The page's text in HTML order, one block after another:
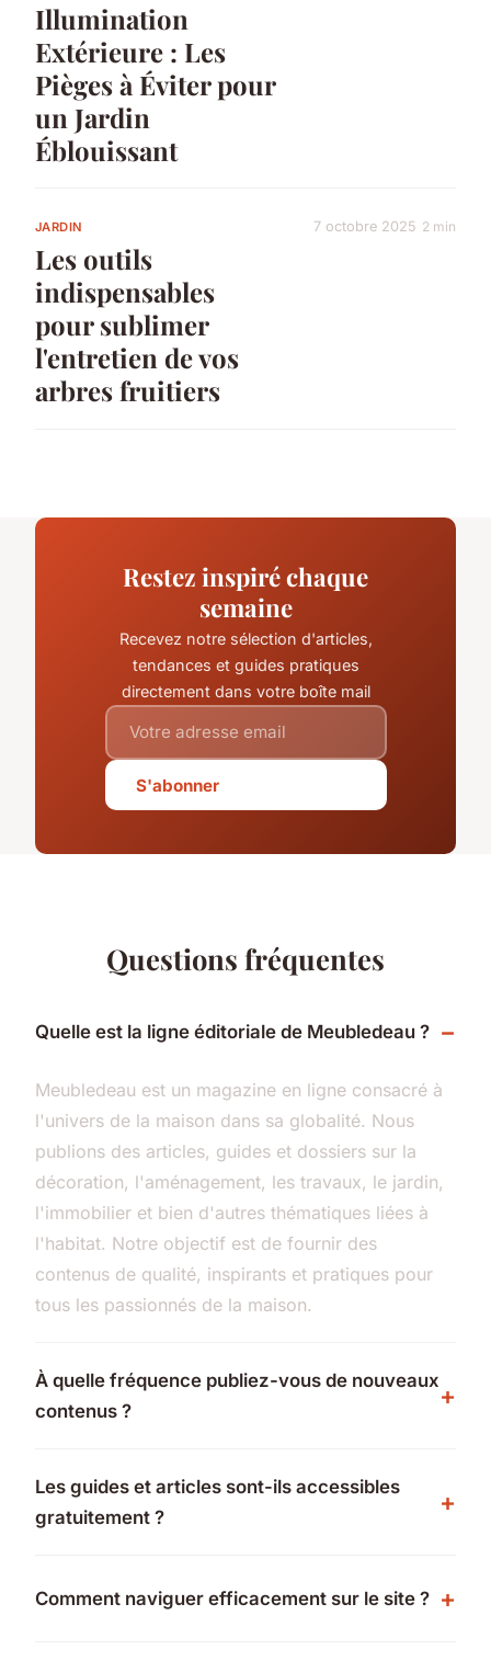
Illumination
Extérieure : Les
Pièges à Éviter pour
un Jardin
Éblouissant
JARDIN
Les outils
indispensables
pour sublimer
l'entretien de vos
arbres fruitiers
7 octobre 2025 2 min
Restez inspiré chaque
semaine
Recevez notre sélection d'articles,
tendances et guides pratiques
directement dans votre boîte mail
S'abonner
Questions fréquentes
Quelle est la ligne éditoriale de Meubledeau ?
Meubledeau est un magazine en ligne consacré à
l'univers de la maison dans sa globalité. Nous
publions des articles, guides et dossiers sur la
décoration, l'aménagement, les travaux, le jardin,
l'immobilier et bien d'autres thématiques liées à
l'habitat. Notre objectif est de fournir des
contenus de qualité, inspirants et pratiques pour
tous les passionnés de la maison.
À quelle fréquence publiez-vous de nouveaux
contenus ?
Les guides et articles sont-ils accessibles
gratuitement ?
Comment naviguer efficacement sur le site ?